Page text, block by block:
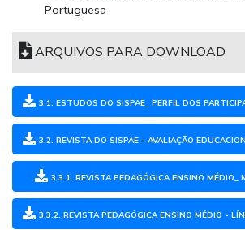
Portuguesa
ARQUIVOS PARA DOWNLOAD
3.1. ESTUDOS DO SISPAE_ PERFIL DOS
3.2. REVISTA DO SISPAE - AVALIAÇÃO
3.3.1. REVISTA PEDAGÓGICA ENSINO MÉDIO_
3.3.2. REVISTA PEDAGÓGICA ENSINO MÉDIO -